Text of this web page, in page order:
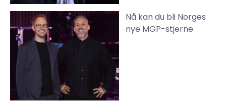
Nå kan du bli Norges
nye MGP-stjerne